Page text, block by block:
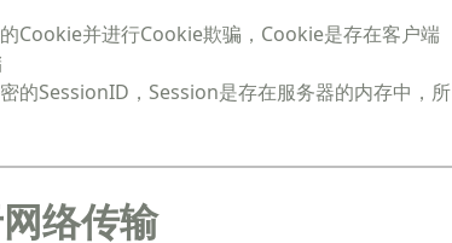
Cookie并进行Cookie欺骗，Cookie是存在客户端
的SessionID，Session是存在服务器的内存中，所
络传输